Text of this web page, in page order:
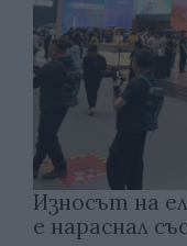
Износът на
е нараснал